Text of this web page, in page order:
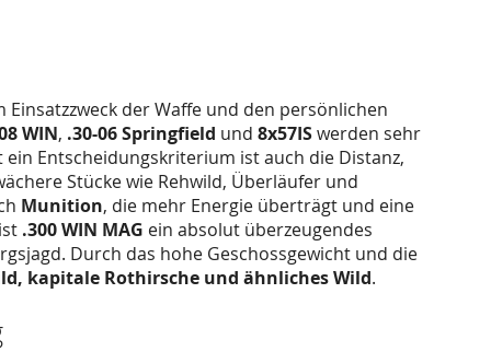
der Waffe und den persönlichen
WIN, .30-06 Springfield und 8x57ISwerden sehr
Entscheidungskriterium ist auch die Distanz,
Stücke wie Rehwild, Überläufer und
Munition, die mehr Energie überträgt und eine
.300 WIN MAG ein absolut überzeugendes
Durch das hohe Geschossgewicht und die
kapitale Rothirsche und ähnliches Wild.